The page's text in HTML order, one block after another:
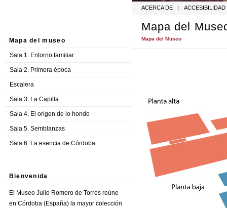
Mapa del museo
Sala 1. Entorno familiar
Sala 2. Primera época
Escalera
Sala 3. La Capilla
Sala 4. El origen de lo hondo
Sala 5. Semblanzas
Sala 6. La esencia de Córdoba
Bienvenida
El Museo Julio Romero de Torres reúne
en Córdoba (España) la mayor colección
ACERCA DE | ACCESIBILIDAD
Mapa del
Mapa del Museo